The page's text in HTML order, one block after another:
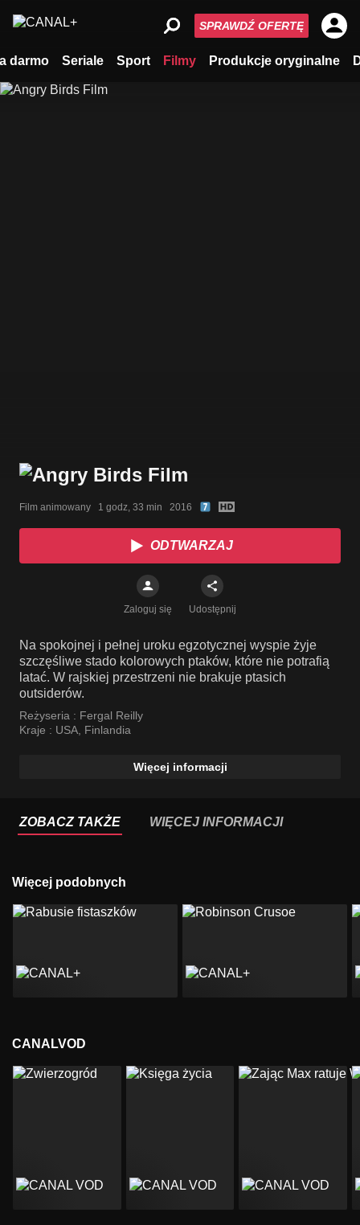
darmo Seriale Sport Filmy Produkcje oryginalne
SPRAWDŹ OFERTĘ
Film animowany   1 godz, 33 min   2016
ODTWARZAJ
Zaloguj się Udostępnij
Na spokojnej i pełnej uroku egzotycznej wyspie żyje
szczęśliwe stado kolorowych ptaków, które nie potrafią
latać. W rajskiej przestrzeni nie brakuje ptasich
outsiderów.
Reżyseria : Fergal Reilly
Kraje : USA, Finlandia
Więcej informacji
ZOBACZ TAKŻE WIĘCEJ INFORMACJI
Więcej podobnych
CANALVOD